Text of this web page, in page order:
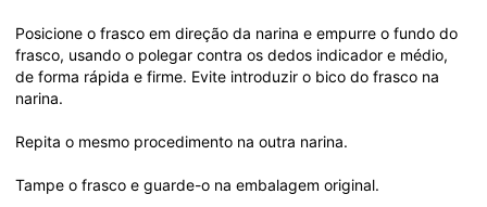
Posicione o frasco em direção da narina e empurre o fundo do
frasco, usando o polegar contra os dedos indicador e médio,
de forma rápida e firme. Evite introduzir o bico do frasco na
narina.
Repita o mesmo procedimento na outra narina.
Tampe o frasco e guarde-o na embalagem original.